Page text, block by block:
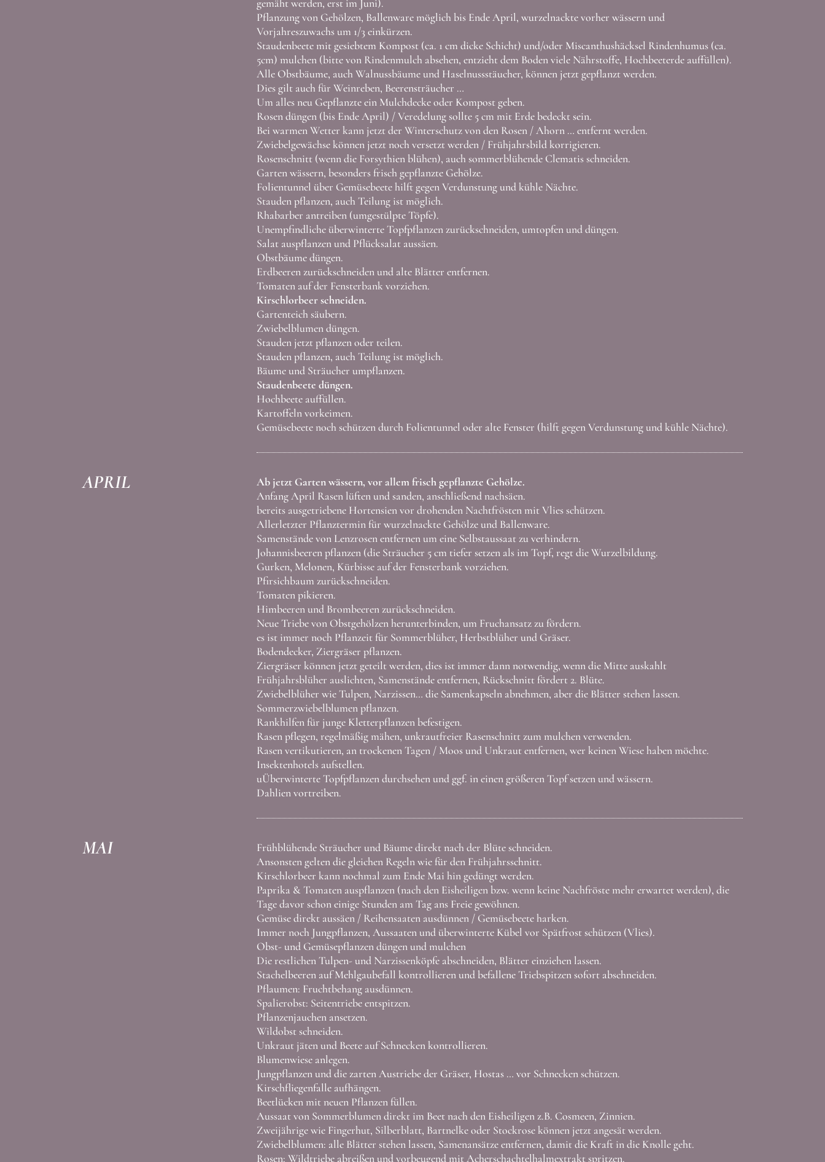
gemäht werden, erst im Juni).
Pflanzung von Gehölzen, Ballenware möglich bis Ende April, wurzelnackte vorher wässern und
Vorjahreszuwachs um 1/3 einkürzen.
Staudenbeete mit gesiebtem Kompost (ca. 1 cm dicke Schicht) und/oder Miscanthushäcksel Rindenhumus (ca.
5cm) mulchen (bitte von Rindenmulch absehen, entzieht dem Boden viele Nährstoffe, Hochbeeterde auffüllen).
Alle Obstbäume, auch Walnussbäume und Haselnussstäucher, können jetzt gepflanzt werden.
Dies gilt auch für Weinreben, Beerensträucher …
Um alles neu Gepflanzte ein Mulchdecke oder Kompost geben.
Rosen düngen (bis Ende April) / Veredelung sollte 5 cm mit Erde bedeckt sein.
Bei warmen Wetter kann jetzt der Winterschutz von den Rosen / Ahorn … entfernt werden.
Zwiebelgewächse können jetzt noch versetzt werden / Frühjahrsbild korrigieren.
Rosenschnitt (wenn die Forsythien blühen), auch sommerblühende Clematis schneiden.
Garten wässern, besonders frisch gepflanzte Gehölze.
Folientunnel über Gemüsebeete hilft gegen Verdunstung und kühle Nächte.
Stauden pflanzen, auch Teilung ist möglich.
Rhabarber antreiben (umgestülpte Töpfe).
Unempfindliche überwinterte Topfpflanzen zurückschneiden, umtopfen und düngen.
Salat auspflanzen und Pflücksalat aussäen.
Obstbäume düngen.
Erdbeeren zurückschneiden und alte Blätter entfernen.
Tomaten auf der Fensterbank vorziehen.
Kirschlorbeer schneiden.
Gartenteich säubern.
Zwiebelblumen düngen.
Stauden jetzt pflanzen oder teilen.
Stauden pflanzen, auch Teilung ist möglich.
Bäume und Sträucher umpflanzen.
Staudenbeete düngen.
Hochbeete auffüllen.
Kartoffeln vorkeimen.
Gemüsebeete noch schützen durch Folientunnel oder alte Fenster (hilft gegen Verdunstung und kühle Nächte).
APRIL
Ab jetzt Garten wässern, vor allem frisch gepflanzte Gehölze.
Anfang April Rasen lüften und sanden, anschließend nachsäen.
bereits ausgetriebene Hortensien vor drohenden Nachtfrösten mit Vlies schützen.
Allerletzter Pflanztermin für wurzelnackte Gehölze und Ballenware.
Samenstände von Lenzrosen entfernen um eine Selbstaussaat zu verhindern.
Johannisbeeren pflanzen (die Sträucher 5 cm tiefer setzen als im Topf, regt die Wurzelbildung.
Gurken, Melonen, Kürbisse auf der Fensterbank vorziehen.
Pfirsichbaum zurückschneiden.
Tomaten pikieren.
Himbeeren und Brombeeren zurückschneiden.
Neue Triebe von Obstgehölzen herunterbinden, um Fruchansatz zu fördern.
es ist immer noch Pflanzeit für Sommerblüher, Herbstblüher und Gräser.
Bodendecker, Ziergräser pflanzen.
Ziergräser können jetzt geteilt werden, dies ist immer dann notwendig, wenn die Mitte auskahlt
Frühjahrsblüher auslichten, Samenstände entfernen, Rückschnitt fördert 2. Blüte.
Zwiebelblüher wie Tulpen, Narzissen… die Samenkapseln abnehmen, aber die Blätter stehen lassen.
Sommerzwiebelblumen pflanzen.
Rankhilfen für junge Kletterpflanzen befestigen.
Rasen pflegen, regelmäßig mähen, unkrautfreier Rasenschnitt zum mulchen verwenden.
Rasen vertikutieren, an trockenen Tagen / Moos und Unkraut entfernen, wer keinen Wiese haben möchte.
Insektenhotels aufstellen.
uÜberwinterte Topfpflanzen durchsehen und ggf. in einen größeren Topf setzen und wässern.
Dahlien vortreiben.
MAI
Frühblühende Sträucher und Bäume direkt nach der Blüte schneiden.
Ansonsten gelten die gleichen Regeln wie für den Frühjahrsschnitt.
Kirschlorbeer kann nochmal zum Ende Mai hin gedüngt werden.
Paprika & Tomaten auspflanzen (nach den Eisheiligen bzw. wenn keine Nachfröste mehr erwartet werden), die
Tage davor schon einige Stunden am Tag ans Freie gewöhnen.
Gemüse direkt aussäen / Reihensaaten ausdünnen / Gemüsebeete harken.
Immer noch Jungpflanzen, Aussaaten und überwinterte Kübel vor Spätfrost schützen (Vlies).
Obst- und Gemüsepflanzen düngen und mulchen
Die restlichen Tulpen- und Narzissenköpfe abschneiden, Blätter einziehen lassen.
Stachelbeeren auf Mehlgaubefall kontrollieren und befallene Triebspitzen sofort abschneiden.
Pflaumen: Fruchtbehang ausdünnen.
Spalierobst: Seitentriebe entspitzen.
Pflanzenjauchen ansetzen.
Wildobst schneiden.
Unkraut jäten und Beete auf Schnecken kontrollieren.
Blumenwiese anlegen.
Jungpflanzen und die zarten Austriebe der Gräser, Hostas … vor Schnecken schützen.
Kirschfliegenfalle aufhängen.
Beetlücken mit neuen Pflanzen füllen.
Aussaat von Sommerblumen direkt im Beet nach den Eisheiligen z.B. Cosmeen, Zinnien.
Zweijährige wie Fingerhut, Silberblatt, Bartnelke oder Stockrose können jetzt angesät werden.
Zwiebelblumen: alle Blätter stehen lassen, Samenansätze entfernen, damit die Kraft in die Knolle geht.
Rosen: Wildtriebe abreißen und vorbeugend mit Acherschachtelhalmextrakt spritzen.